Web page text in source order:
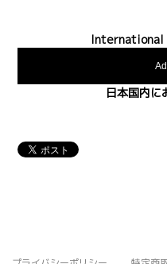
International
日本国内に